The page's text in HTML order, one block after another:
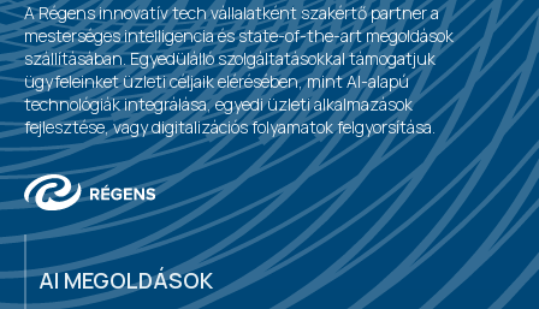
A Régens innovatív tech vállalatként szakértő partner a
mesterséges intelligencia és state-of-the-art megoldások
szállításában. Egyedülálló szolgáltatásokkal támogatjuk
ügyfeleinket üzleti céljaik elérésében, mint AI-alapú
technológiák integrálása, egyedi üzleti alkalmazások
fejlesztése, vagy digitalizációs folyamatok felgyorsítása.
AI MEGOLDÁSOK